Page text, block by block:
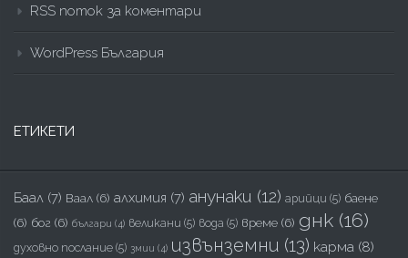
RSS поток за коментари
WordPress България
ЕТИКЕТИ
Баал (7) Ваал (6) алхимия (7) анунаки (12) арийци (5) баене
(6) бог (6) българи (4) великани (5) вода (5) време (6) днк (16)
духовно послание (5) змии (4) извънземни (13) карма (8)